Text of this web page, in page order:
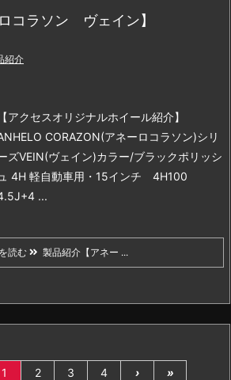
コラソン ヴェイン】
紹介
【アクセスオリジナルホイール紹介】
CORAZON(アネーロコラソン)シリ
ズVEIN(ヴェイン)カラー/ブラックポリッシ
ュ 4H 軽自動車用 ・15インチ 4H100
...
読む 製品紹介【アネー ...
1 2 3 4 › »